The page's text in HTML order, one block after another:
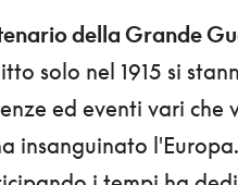
della Grande
solo nel 1915 si
ed eventi vari
insanguinato